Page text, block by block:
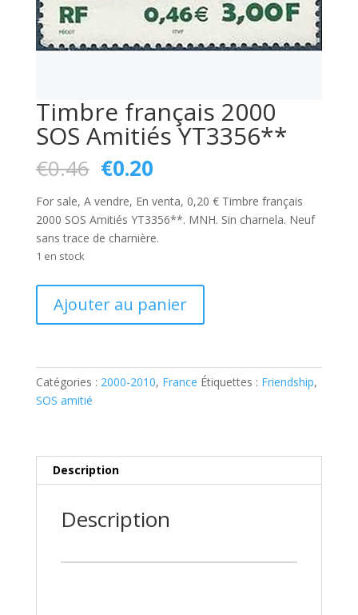
Timbre français 2000
SOS Amitiés YT3356**
€0.46 Le
prix
initial
était :
€0.46.
€0.20Le
actuel
est :
€0.20.
For sale, A vendre, En venta, 0,20 € Timbre français
2000 SOS Amitiés YT3356**. MNH. Sin charnela. Neuf
sans trace de charnière.
1 en stock
2000
SOS
Amitiés
Ajouter au panier
Catégories : 2000-2010, France Étiquettes : Friendship,
SOS amitié
Description
Description